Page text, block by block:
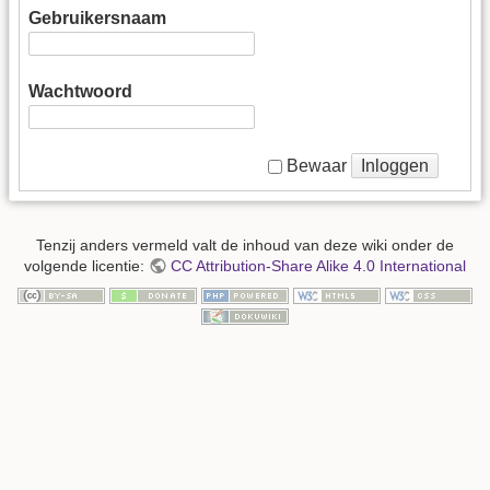
Gebruikersnaam
Wachtwoord
Bewaar Inloggen
Tenzij anders vermeld valt de inhoud van deze wiki onder de
volgende licentie:
CC Attribution-Share Alike 4.0 International